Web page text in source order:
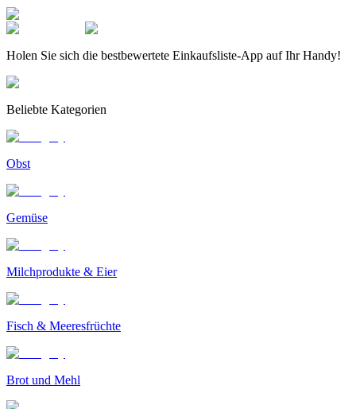
Holen Sie sich die bestbewertete Einkaufsliste-App auf Ihr Handy!
Beliebte Kategorien
Obst
Gemüse
Milchprodukte & Eier
Fisch & Meeresfrüchte
Brot und Mehl